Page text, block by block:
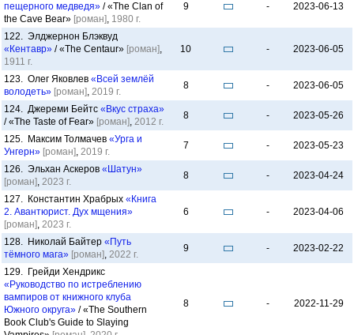
пещерного медведя» / «The Clan of
the Cave Bear» [роман], 1980 г.
9 - 2023-06-13
122. Элджернон Блэквуд
«Кентавр» / «The Centaur» [роман],
1911 г.
10 - 2023-06-05
123. Олег Яковлев «Всей землёй
володеть» [роман], 2019 г.
8 - 2023-06-05
124. Джереми Бейтс «Вкус страха»
/ «The Taste of Fear» [роман], 2012 г.
8 - 2023-05-26
125. Максим Толмачев «Урга и
Унгерн» [роман], 2019 г.
7 - 2023-05-23
126. Эльхан Аскеров «Шатун»
[роман], 2023 г.
8 - 2023-04-24
127. Константин Храбрых «Книга
2. Авантюрист. Дух мщения»
[роман], 2023 г.
6 - 2023-04-06
128. Николай Байтер «Путь
тёмного мага» [роман], 2022 г.
9 - 2023-02-22
129. Грейди Хендрикс
«Руководство по истреблению
вампиров от книжного клуба
Южного округа» / «The Southern
Book Club's Guide to Slaying
8 - 2022-11-29